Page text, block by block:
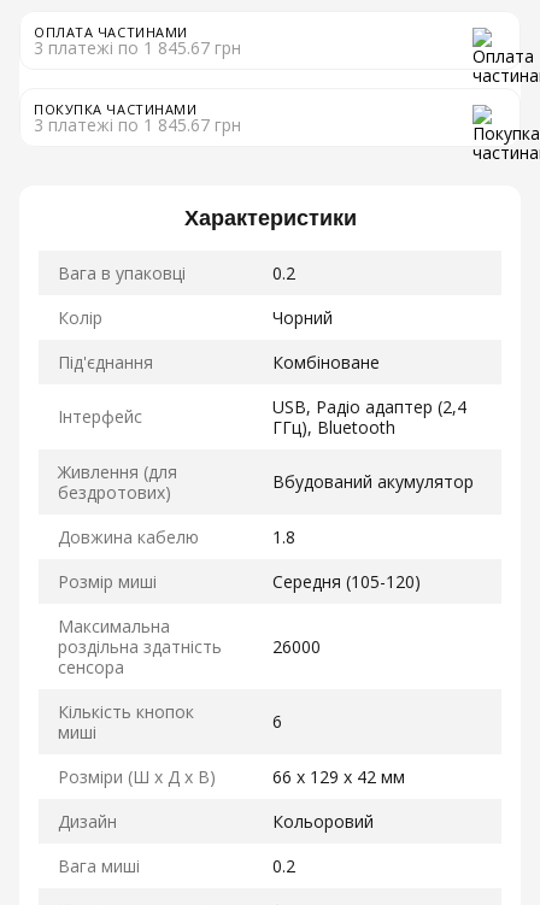
ОПЛАТА ЧАСТИНАМИ
3 платежі по 1 845.67 грн
ПОКУПКА ЧАСТИНАМИ
3 платежі по 1 845.67 грн
Характеристики
Вага в упаковці
0.2
Колір
Чорний
Під'єднання
Комбіноване
Інтерфейс
USB, Радіо адаптер (2,4
ГГц), Bluetooth
Живлення (для
бездротових)
Вбудований акумулятор
Довжина кабелю
1.8
Розмір миші
Середня (105-120)
Максимальна
роздільна здатність
сенсора
26000
Кількість кнопок
миші
6
Розміри (Ш x Д x В)
66 x 129 x 42 мм
Дизайн
Кольоровий
Вага миші
0.2